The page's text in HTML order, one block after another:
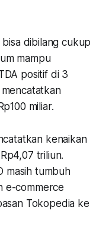
dibilang cukup
mampu
positif di 3
miliar.
kenaikan
triliun.
masih tumbuh
e-commerce
Tokopedia ke